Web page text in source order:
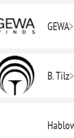
GEWA
B. Tilz